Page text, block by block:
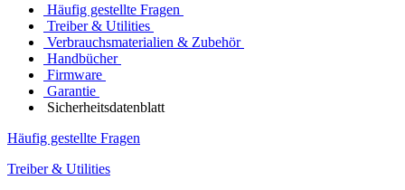
Häufig gestellte Fragen
Treiber & Utilities
Verbrauchsmaterialien & Zubehör
Handbücher
Firmware
Garantie
Sicherheitsdatenblatt
Häufig gestellte Fragen
Treiber & Utilities